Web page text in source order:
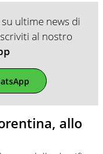
ultime news di
al nostro
allo